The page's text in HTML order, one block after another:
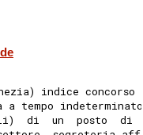
indice concorso
tempo
di  un  posto  di